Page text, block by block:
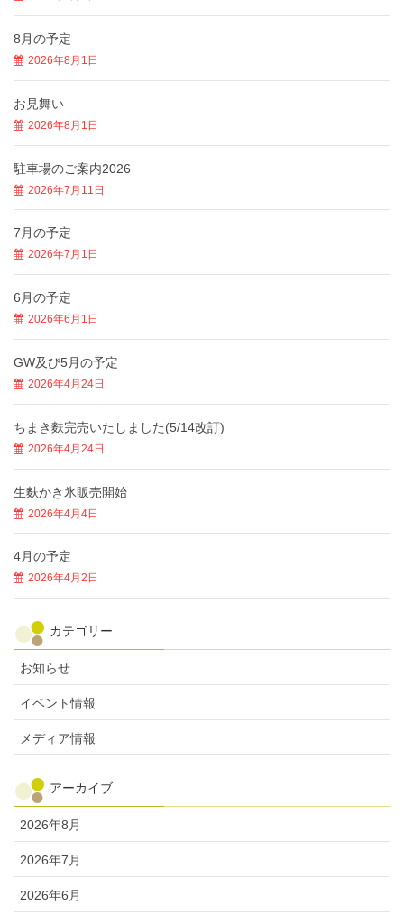
8月の予定
2026年8月1日
お見舞い
2026年8月1日
駐車場のご案内2026
2026年7月11日
7月の予定
2026年7月1日
6月の予定
2026年6月1日
GW及び5月の予定
2026年4月24日
ちまき麩完売いたしました(5/14改訂)
2026年4月24日
生麩かき氷販売開始
2026年4月4日
4月の予定
2026年4月2日
カテゴリー
お知らせ
イベント情報
メディア情報
アーカイブ
2026年8月
2026年7月
2026年6月